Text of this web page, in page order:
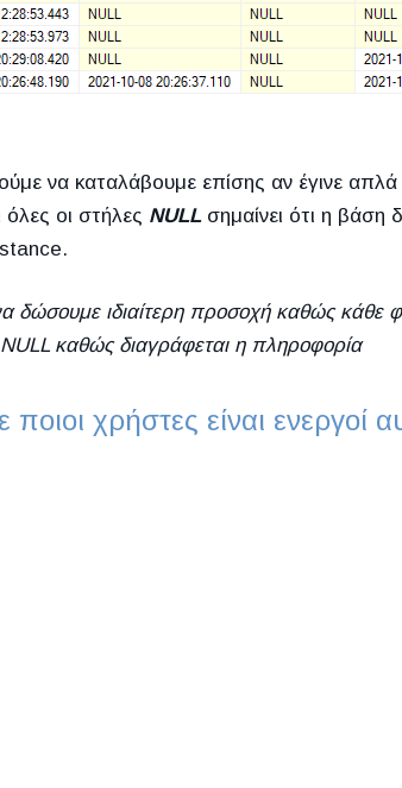
να καταλάβουμε επίσης αν έγινε
οι στήλες NULLσημαίνει ότι η βάση
ιδιαίτερη προσοχή καθώς κάθε
NULL καθώς διαγράφεται η πληροφορία
χρήστες είναι ενεργοί